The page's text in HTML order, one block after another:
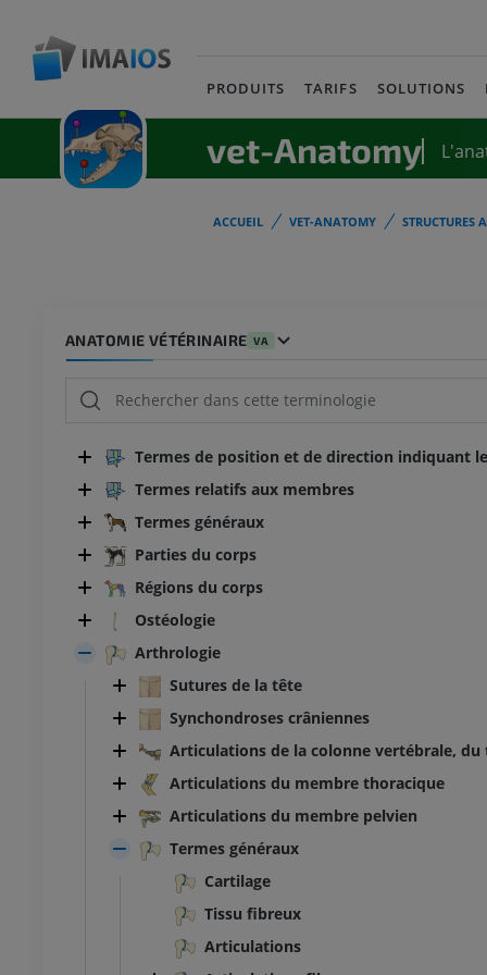
PRODUITS TARIFS SOLUTIONS
vet-Anatomy
ACCUEIL VET-ANATOMY STRUCTURES
ANATOMIE VÉTÉRINAIRE VA
Termes de position et de direction indiquant
Termes relatifs aux membres
Termes généraux
Parties du corps
Régions du corps
Ostéologie
Arthrologie
Sutures de la tête
Synchondroses crâniennes
Articulations de la colonne vertébrale,
Articulations du membre thoracique
Articulations du membre pelvien
Termes généraux
Cartilage
Tissu fibreux
Articulations